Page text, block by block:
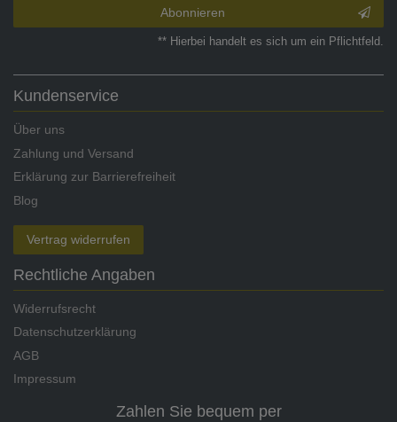
Abonnieren
** Hierbei handelt es sich um ein Pflichtfeld.
Kundenservice
Über uns
Zahlung und Versand
Erklärung zur Barrierefreiheit
Blog
Vertrag widerrufen
Rechtliche Angaben
Widerrufsrecht
Datenschutzerklärung
AGB
Impressum
Zahlen Sie bequem per